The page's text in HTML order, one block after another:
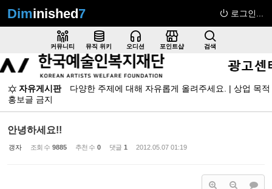
Diminished7 로그인...
커뮤니티 뮤직 위키 오디션 포인트샵 검색
자유게시판
다양한 주제에 대해 자유롭게 올려주세요. | 상업 목적
홍보글 금지
안녕하세요!!
갱자 조회 수 9885 추천 수 0 댓글 1 2012.05.07 01:19
Sketchbook5, 스케치북5
Sketchbook5, 스케치북5